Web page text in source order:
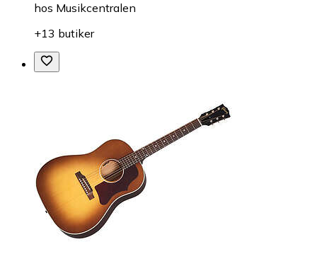
hos Musikcentralen
+13 butiker